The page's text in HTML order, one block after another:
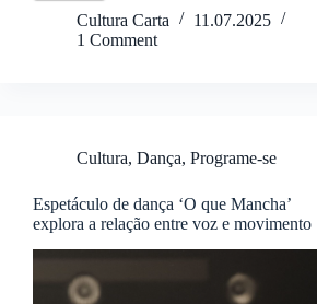
Cultura Carta
11.07.2025
1 Comment
Cultura, Dança, Programe-se
Espetáculo de dança ‘O que Mancha’
explora a relação entre voz e movimento